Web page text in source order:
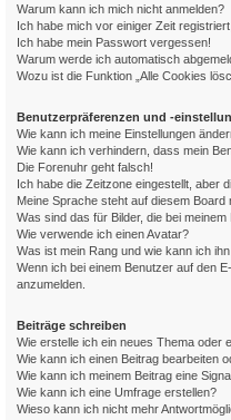
Warum kann ich mich nicht anmelden?
Ich habe mich vor einiger Zeit
Ich habe mein Passwort vergessen!
Warum werde ich automatisch
Wozu ist die Funktion „Alle Cookies
Benutzerpräferenzen und -
Wie kann ich meine Einstellungen
Wie kann ich verhindern, dass mein
Die Forenuhr geht falsch!
Ich habe die Zeitzone eingestellt, aber
Meine Sprache steht auf diesem Board
Was sind das für Bilder, die bei
Wie verwende ich einen Avatar?
Was ist mein Rang und wie kann ich
Wenn ich bei einem Benutzer auf den
anzumelden.
Beiträge schreiben
Wie erstelle ich ein neues Thema oder
Wie kann ich einen Beitrag bearbeiten
Wie kann ich meinem Beitrag eine
Wie kann ich eine Umfrage erstellen?
Wieso kann ich nicht mehr